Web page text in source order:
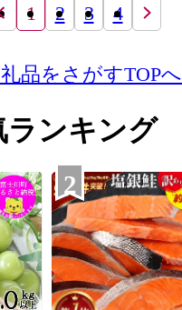
1 2 3 4
品をさがすTOPへ
ランキング
2